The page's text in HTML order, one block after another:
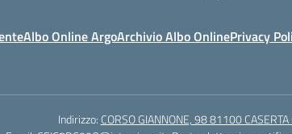
Albo Online ArgoArchivio Albo OnlinePrivacy
Indirizzo: CORSO GIANNONE, 98 81100 CASERTA